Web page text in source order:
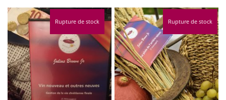
Rupture de stock Rupture de stock